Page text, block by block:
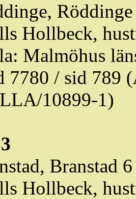
, Röddinge
Hollbeck,
Malmöhus
7780 / sid 789
10899-1)
, Branstad 6
Hollbeck,